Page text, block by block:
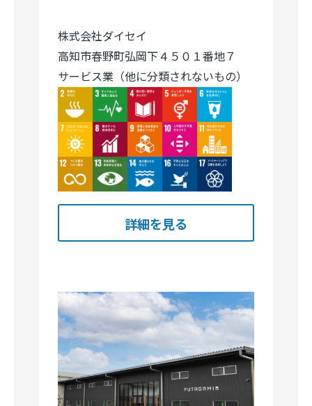
株式会社ダイセイ
高知市春野町弘岡下４５０１番地７
サービス業（他に分類されないもの）
Image
Image Image Image Image
Image Image Image Image Image
Image Image Image Image Image
詳細を見る